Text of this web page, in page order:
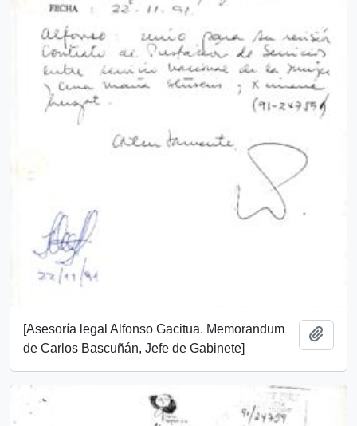
[Asesoría legal Alfonso Gacitua. Memorandum
de Carlos Bascuñán, Jefe de Gabinete]